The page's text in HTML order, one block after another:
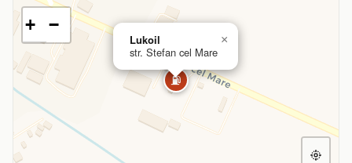
⛽
Lukoil
str. Stefan cel Mare
×
+ −